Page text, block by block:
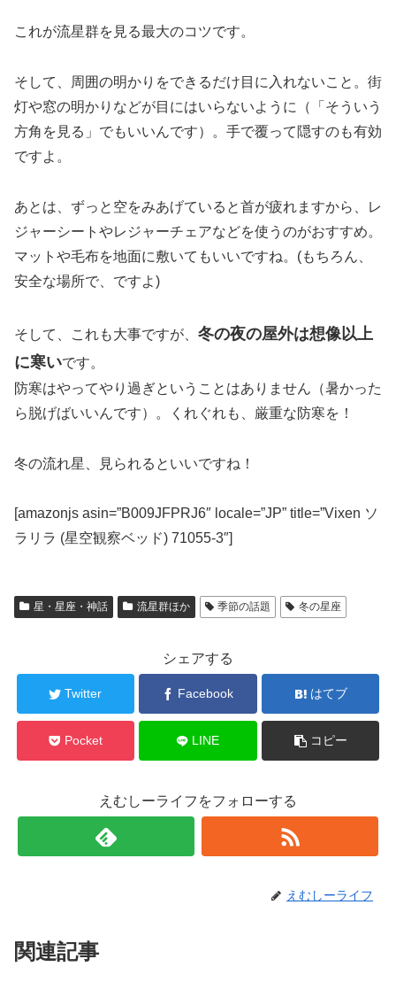
これが流星群を見る最大のコツです。
そして、周囲の明かりをできるだけ目に入れないこと。街
灯や窓の明かりなどが目にはいらないように（「そういう
方角を見る」でもいいんです）。手で覆って隠すのも有効
ですよ。
あとは、ずっと空をみあげていると首が疲れますから、レ
ジャーシートやレジャーチェアなどを使うのがおすすめ。
マットや毛布を地面に敷いてもいいですね。(もちろん、
安全な場所で、ですよ)
そして、これも大事ですが、 冬の夜の屋外は想像以上
に寒いです。
防寒はやってやり過ぎということはありません（暑かった
ら脱げばいいんです）。くれぐれも、厳重な防寒を！
冬の流れ星、見られるといいですね！
[amazonjs asin=”B009JFPRJ6″ locale=”JP” title=”Vixen ソ
ラリラ (星空観察ベッド) 71055-3″]
星・星座・神話 流星群ほか 季節の話題 冬の星座
シェアする
Twitter Facebook はてブ
Pocket LINE コピー
えむしーライフをフォローする
えむしーライフ
関連記事